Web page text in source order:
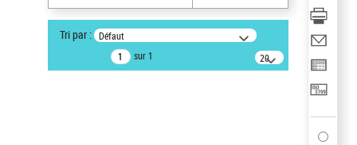
Type de notice d'autorité
Tri par : Défaut
sur 1
20
résultats/page